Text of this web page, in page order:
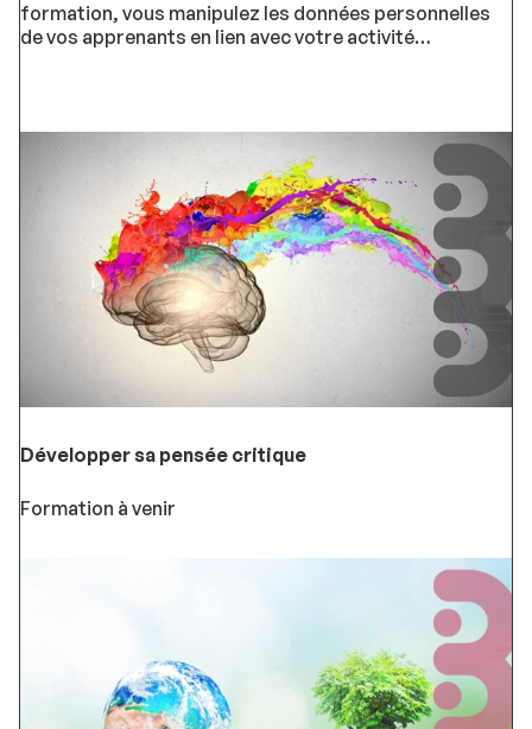
formation, vous manipulez les données personnelles
de vos apprenants en lien avec votre activité
de la réglementation.Prochaine session : du 22/10/2026
Développer sa pensée critique
Formation à venir